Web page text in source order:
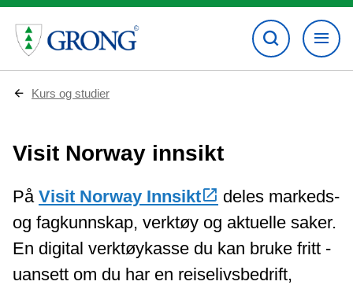
D
h
e
:
Kurs og studier
Visit Norway innsikt
På Visit Norway Innsikt
deles markeds-
og fagkunnskap, verktøy og aktuelle saker.
En digital verktøykasse du kan bruke fritt -
uansett om du har en reiselivsbedrift,